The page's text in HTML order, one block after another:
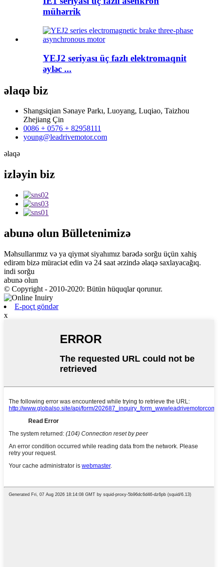
mühərrik
YEJ2 seriyası üç fazlı elektromaqnit
əyləc ...
əlaqə biz
Shangsiqian Sənaye Parkı, Luoyang, Luqiao, Taizhou
Zhejiang Çin
0086 + 0576 + 82958111
young@leadrivemotor.com
əlaqə
izləyin biz
abunə olun Bülletenimizə
Məhsullarımız və ya qiymət siyahımız barədə sorğu üçün xahiş
edirəm bizə müraciət edin və 24 saat ərzində əlaqə saxlayacağıq.
indi sorğu
abunə olun
© Copyright - 2010-2020: Bütün hüquqlar qorunur.
E-poçt göndər
x